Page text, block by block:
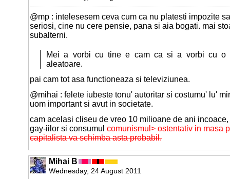
@mp : intelesesem ceva cum ca nu platesti impozite
seriosi, cine nu cere pensie, pana si aia bogati. mai
subalterni.
Mei a vorbi cu tine e cam ca si a vorbi cu o
aleatoare.
pai cam tot asa functioneaza si televiziunea.
@mihai : felete iubeste tonu' autoritar si costumu' lu'
uom important si avut in societate.
cam acelasi cliseu de vreo 10 milioane de ani
gay-iilor si consumul comunismul> ostentativ in masa
capitalista va schimba asta probabil.
Mihai B
Wednesday, 24 August 2011